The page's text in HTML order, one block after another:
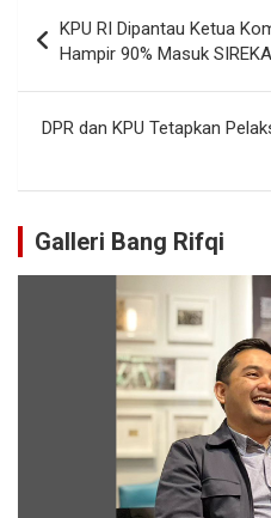
KPU RI Dipantau Ketua
Hampir 90% Masuk
DPR dan KPU Tetapkan
Galleri Bang Rifqi